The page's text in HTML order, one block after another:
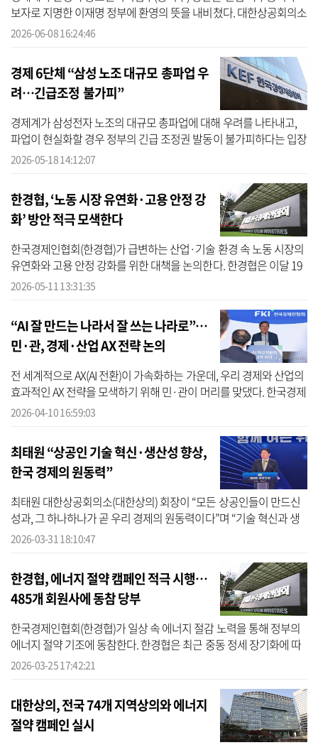
보자로 지명한 이재명 정부에 환영의 뜻을 내비쳤다. 대한상공회의소
(대한상의), 한국경제인협회(한경협), 한국경영자총협회(경총), 한국
2026-06-08 16:24:46
경제 6단체 “삼성 노조 대규모 총파업 우
려…긴급조정 불가피”
경제계가 삼성전자 노조의 대규모 총파업에 대해 우려를 나타내고,
파업이 현실화할 경우 정부의 긴급 조정권 발동이 불가피하다는 입장
을 냈다. 한국경영자총협회(경총)와 대한상공회의소(대한상의), 한국
2026-05-18 14:12:07
한경협, ‘노동 시장 유연화·고용 안정 강
화’ 방안 적극 모색한다
한국경제인협회(한경협)가 급변하는 산업·기술 환경 속 노동 시장의
유연화와 고용 안정 강화를 위한 대책을 논의한다. 한경협은 이달 19
일 서울 여의도 FKI타워에서 ‘고용 유연성 제고 및 고용 안전망 확충을
2026-05-11 13:31:35
“AI 잘 만드는 나라서 잘 쓰는 나라로”…
민·관, 경제·산업 AX 전략 논의
전 세계적으로 AX(AI 전환)이 가속화하는 가운데, 우리 경제와 산업의
효과적인 AX 전략을 모색하기 위해 민·관이 머리를 맞댔다. 한국경제
인협회(한경협)는 10일 서울 강남구 GS타워에서 ‘AI 혁신위원회 3차
2026-04-10 16:59:03
최태원 “상공인 기술 혁신·생산성 향상,
한국 경제의 원동력”
최태원 대한상공회의소(대한상의) 회장이 “모든 상공인들이 만드신
성과, 그 하나하나가 곧 우리 경제의 원동력이다”며 “기술 혁신과 생
산성 향상을 통해 도전을 이어 가자”고 말했다. 대한상의는 31일 서울
2026-03-31 18:10:47
한경협, 에너지 절약 캠페인 적극 시행…
485개 회원사에 동참 당부
한국경제인협회(한경협)가 일상 속 에너지 절감 노력을 통해 정부의
에너지 절약 기조에 동참한다. 한경협은 최근 중동 정세 장기화에 따
른 에너지 수급 및 가격 변동성 확대 가능성에 대응하기 위해 내부적
2026-03-25 17:42:21
대한상의, 전국 74개 지역상의와 에너지
절약 캠페인 실시